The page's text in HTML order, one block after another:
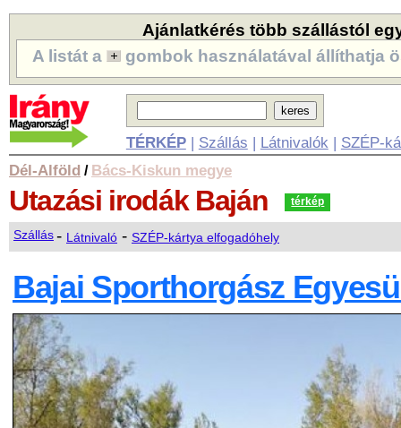
Ajánlatkérés több szállástól
A listát a
gombok használatával állíthatja
TÉRKÉP| Szállás | Látnivalók | SZÉP-
Dél-Alföld / Bács-Kiskun megye
Utazási irodák Baján térkép
Szállás- Látnivaló - SZÉP-kártya elfogadóhely
Bajai Sporthorgász